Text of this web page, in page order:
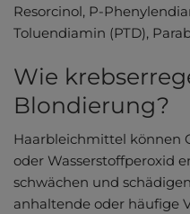
Resorcinol, P-
Toluendiamin (PTD),
Wie
Blondierung?
Haarbleichmittel können
oder Wasserstoffperoxid
schwächen und
anhaltende oder häufige